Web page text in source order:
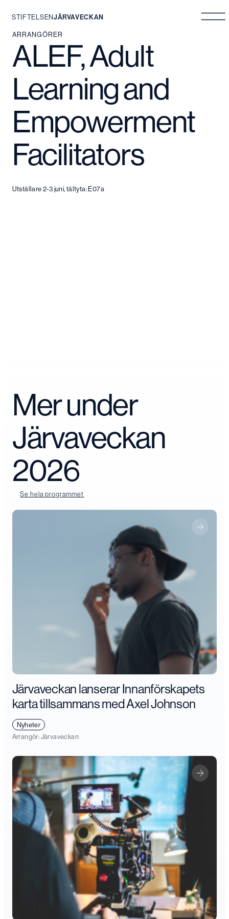
Hoppa
innehåll
STIFTELSENJÄRVAVECKAN
ARRANGÖRER
ALEF, Adult
Learning and
Empowerment
Facilitators
Utställare 2-3 juni, tältyta: E07a
Mer under
Järvaveckan
2026
Se hela programmet
Järvaveckan lanserar Innanförskapets
karta tillsammans med Axel Johnson
Nyheter
Arrangör:Järvaveckan